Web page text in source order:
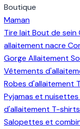
Boutique
Maman
Tire lait Bout de sein
allaitement nacre
Gorge Allaitement
Vêtements
Robes d'allaitement
Pyjamas et
d'allaitement T-
Salopettes et